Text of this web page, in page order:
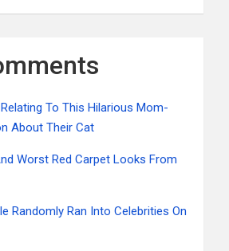
To This Hilarious Mom-
About Their Cat
Worst Red Carpet Looks From
Randomly Ran Into Celebrities On